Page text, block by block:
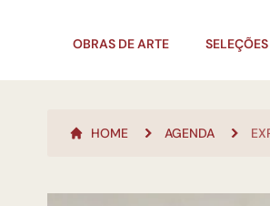
OBRAS DE ARTE SELEÇÕES
HOME AGENDA